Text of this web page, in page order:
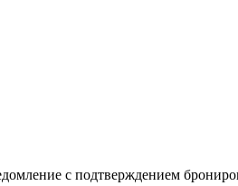
с подтверждением